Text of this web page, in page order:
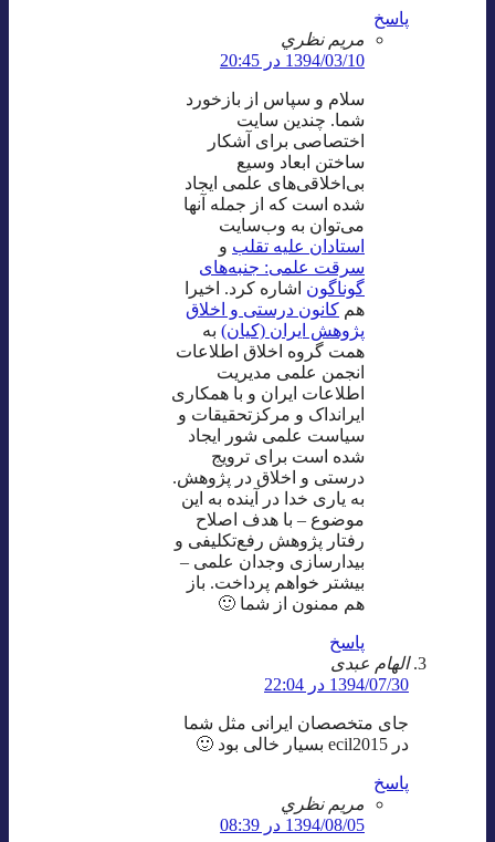
پاسخ
مريم نظري
1394/03/10 در 20:45
سلام و سپاس از بازخورد
شما. چندین سایت
اختصاصی برای آشکار
ساختن ابعاد وسیع
بی‌اخلاقی‌های علمی ایجاد
شده است که از جمله آنها
می‌توان به وب‌سایت
استادان علیه تقلب و
سرقت علمی: جنبه‌های
گوناگون اشاره کرد. اخیرا
هم کانون درستی و اخلاق
پژوهش ایران (کیان) به
همت گروه اخلاق اطلاعات
انجمن علمی مدیریت
اطلاعات ایران و با همکاری
ایرانداک و مرکزتحقیقات و
سیاست علمی شور ایجاد
شده است برای ترویج
درستی و اخلاق در پژوهش.
به یاری خدا در آینده به این
موضوع – با هدف اصلاح
رفتار پژوهش رفع‌تکلیفی و
بیدارسازی وجدان علمی –
بیشتر خواهم پرداخت. باز
هم ممنون از شما 🙂
پاسخ
الهام عبدی
1394/07/30 در 22:04
جای متخصصان ایرانی مثل شما
در ecil2015 بسیار خالی بود 🙂
پاسخ
مريم نظري
1394/08/05 در 08:39